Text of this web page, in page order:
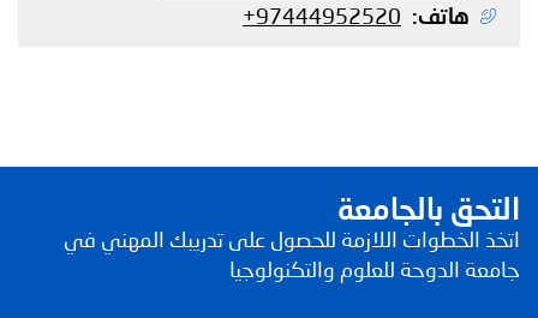
هاتف
+97444952520
التحق بالجامعة
اتخذ الخطوات اللازمة للحصول على تدريبك المهني في
جامعة الدوحة للعلوم والتكنولوجيا